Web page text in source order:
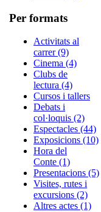
Per formats
Activitats al
carrer (9)
Cinema (4)
Clubs de
lectura (4)
Cursos i tallers
Debats i
col·loquis (2)
Espectacles (44)
Exposicions (10)
Hora del
Conte (1)
Presentacions (5)
Visites, rutes i
excursions (2)
Altres actes (1)